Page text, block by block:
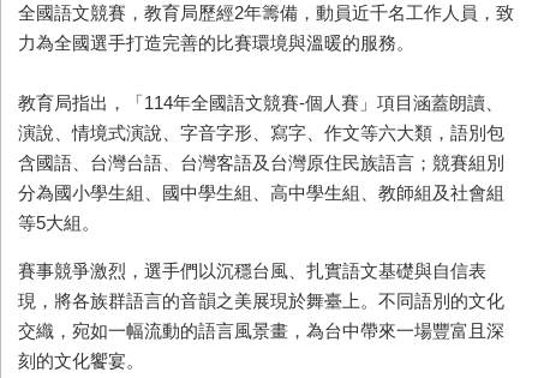
全國語文競賽，教育局歷經2年籌備，動員近千名工作人員，致
力為全國選手打造完善的比賽環境與溫暖的服務。
教育局指出，「114年全國語文競賽-個人賽」項目涵蓋朗讀、
演說、情境式演說、字音字形、寫字、作文等六大類，語別包
含國語、台灣台語、台灣客語及台灣原住民族語言；競賽組別
分為國小學生組、國中學生組、高中學生組、教師組及社會組
等5大組。
賽事競爭激烈，選手們以沉穩台風、扎實語文基礎與自信表
現，將各族群語言的音韻之美展現於舞臺上。不同語別的文化
交織，宛如一幅流動的語言風景畫，為台中帶來一場豐富且深
刻的文化饗宴。